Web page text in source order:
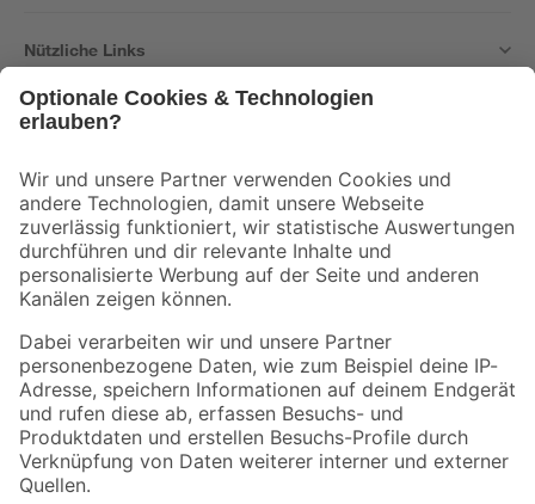
Nützliche Links
Der toom Newsletter: Keine Angebote und Aktionen mehr verpassen!
Zur Newsletter Anmeldung
Folge uns
Zahlungsarten Versandarten